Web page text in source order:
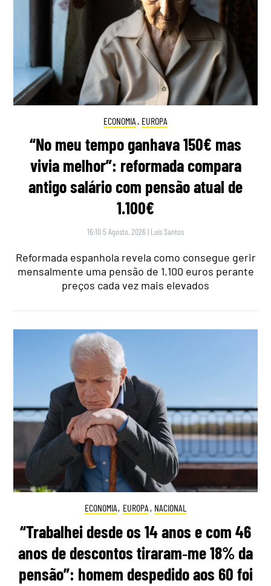
ECONOMIA , EUROPA
“No meu tempo ganhava 150€ mas
vivia melhor”: reformada compara
antigo salário com pensão atual de
1.100€
16:10 5 Agosto, 2026 | Luís Santos
Reformada espanhola revela como consegue gerir
mensalmente uma pensão de 1.100 euros perante
preços cada vez mais elevados
ECONOMIA, EUROPA , NACIONAL
“Trabalhei desde os 14 anos e com 46
anos de descontos tiraram‑me 18% da
pensão”: homem despedido aos 60 foi